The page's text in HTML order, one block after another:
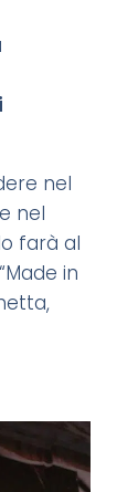
nel
nel
farà al
in